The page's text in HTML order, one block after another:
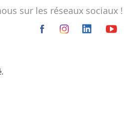
sur les réseaux sociaux !